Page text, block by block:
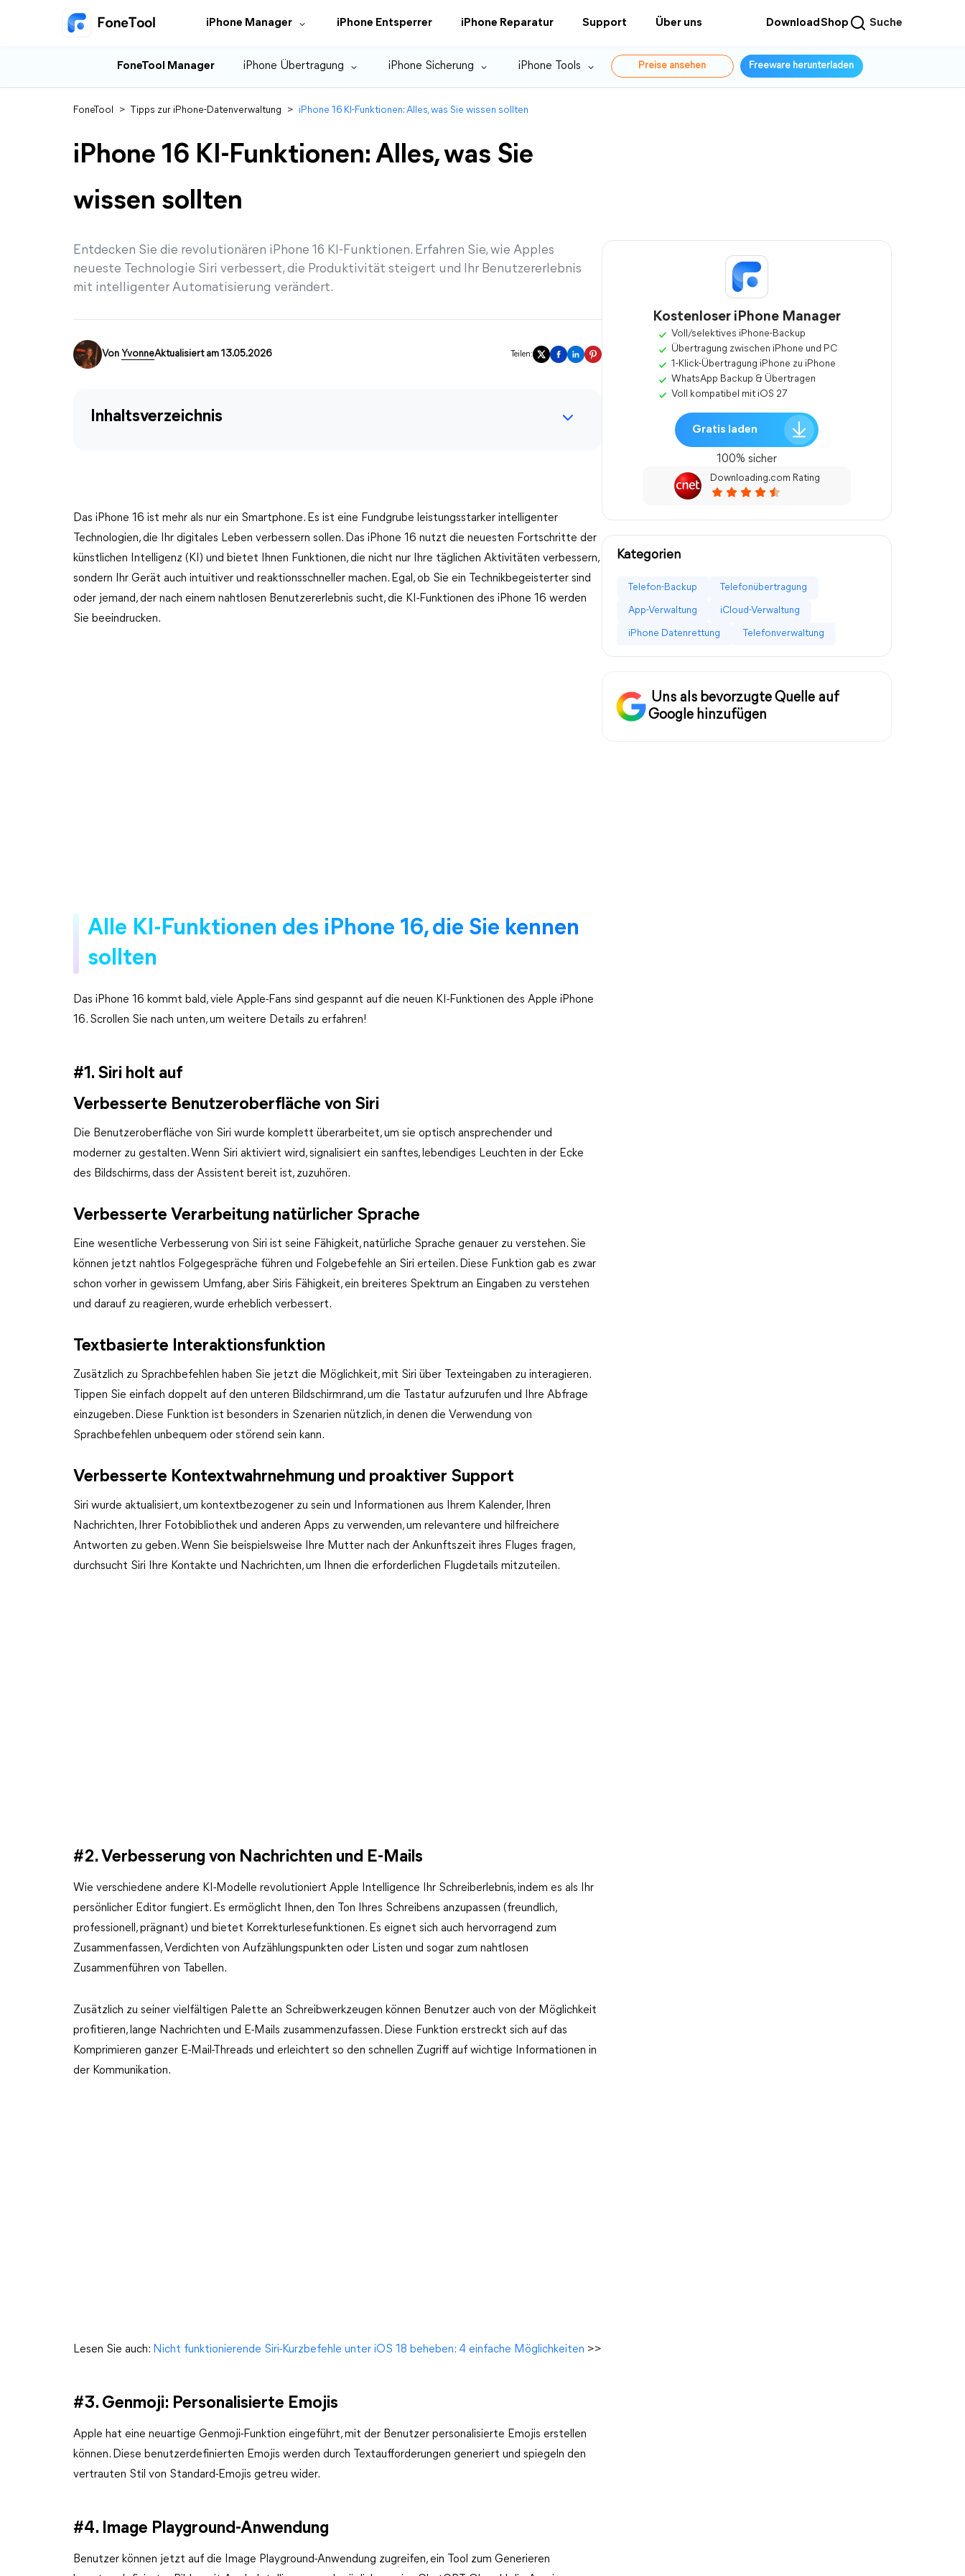
iPhone Manager iPhone Entsperrer iPhone Reparatur Support Über uns DownloadShop Suche
FoneTool Manager iPhone Übertragung iPhone Sicherung iPhone Tools Preise ansehen Freeware herunterladen
FoneTool > Tipps zur iPhone-Datenverwaltung > iPhone 16 KI-Funktionen: Alles, was Sie wissen sollten
iPhone 16 KI-Funktionen: Alles, was Sie
wissen sollten
Entdecken Sie die revolutionären iPhone 16 KI-Funktionen. Erfahren Sie, wie Apples
neueste Technologie Siri verbessert, die Produktivität steigert und Ihr Benutzererlebnis
mit intelligenter Automatisierung verändert.
Von YvonneAktualisiert am 13.05.2026 Teilen:
Inhaltsverzeichnis
Das iPhone 16 ist mehr als nur ein Smartphone. Es ist eine Fundgrube leistungsstarker intelligenter
Technologien, die Ihr digitales Leben verbessern sollen. Das iPhone 16 nutzt die neuesten Fortschritte der
künstlichen Intelligenz (KI) und bietet Ihnen Funktionen, die nicht nur Ihre täglichen Aktivitäten verbessern,
sondern Ihr Gerät auch intuitiver und reaktionsschneller machen. Egal, ob Sie ein Technikbegeisterter sind
oder jemand, der nach einem nahtlosen Benutzererlebnis sucht, die KI-Funktionen des iPhone 16 werden
Sie beeindrucken.
Alle KI-Funktionen des iPhone 16, die Sie kennen
sollten
Das iPhone 16 kommt bald, viele Apple-Fans sind gespannt auf die neuen KI-Funktionen des Apple iPhone
16. Scrollen Sie nach unten, um weitere Details zu erfahren!
#1. Siri holt auf
Verbesserte Benutzeroberfläche von Siri
Die Benutzeroberfläche von Siri wurde komplett überarbeitet, um sie optisch ansprechender und
moderner zu gestalten. Wenn Siri aktiviert wird, signalisiert ein sanftes, lebendiges Leuchten in der Ecke
des Bildschirms, dass der Assistent bereit ist, zuzuhören.
Verbesserte Verarbeitung natürlicher Sprache
Eine wesentliche Verbesserung von Siri ist seine Fähigkeit, natürliche Sprache genauer zu verstehen. Sie
können jetzt nahtlos Folgegespräche führen und Folgebefehle an Siri erteilen. Diese Funktion gab es zwar
schon vorher in gewissem Umfang, aber Siris Fähigkeit, ein breiteres Spektrum an Eingaben zu verstehen
und darauf zu reagieren, wurde erheblich verbessert.
Textbasierte Interaktionsfunktion
Zusätzlich zu Sprachbefehlen haben Sie jetzt die Möglichkeit, mit Siri über Texteingaben zu interagieren.
Tippen Sie einfach doppelt auf den unteren Bildschirmrand, um die Tastatur aufzurufen und Ihre Abfrage
einzugeben. Diese Funktion ist besonders in Szenarien nützlich, in denen die Verwendung von
Sprachbefehlen unbequem oder störend sein kann.
Verbesserte Kontextwahrnehmung und proaktiver Support
Siri wurde aktualisiert, um kontextbezogener zu sein und Informationen aus Ihrem Kalender, Ihren
Nachrichten, Ihrer Fotobibliothek und anderen Apps zu verwenden, um relevantere und hilfreichere
Antworten zu geben. Wenn Sie beispielsweise Ihre Mutter nach der Ankunftszeit ihres Fluges fragen,
durchsucht Siri Ihre Kontakte und Nachrichten, um Ihnen die erforderlichen Flugdetails mitzuteilen.
#2. Verbesserung von Nachrichten und E-Mails
Wie verschiedene andere KI-Modelle revolutioniert Apple Intelligence Ihr Schreiberlebnis, indem es als Ihr
persönlicher Editor fungiert. Es ermöglicht Ihnen, den Ton Ihres Schreibens anzupassen (freundlich,
professionell, prägnant) und bietet Korrekturlesefunktionen. Es eignet sich auch hervorragend zum
Zusammenfassen, Verdichten von Aufzählungspunkten oder Listen und sogar zum nahtlosen
Zusammenführen von Tabellen.
Zusätzlich zu seiner vielfältigen Palette an Schreibwerkzeugen können Benutzer auch von der Möglichkeit
profitieren, lange Nachrichten und E-Mails zusammenzufassen. Diese Funktion erstreckt sich auf das
Komprimieren ganzer E-Mail-Threads und erleichtert so den schnellen Zugriff auf wichtige Informationen in
der Kommunikation.
Lesen Sie auch: Nicht funktionierende Siri-Kurzbefehle unter iOS 18 beheben: 4 einfache Möglichkeiten >>
#3. Genmoji: Personalisierte Emojis
Apple hat eine neuartige Genmoji-Funktion eingeführt, mit der Benutzer personalisierte Emojis erstellen
können. Diese benutzerdefinierten Emojis werden durch Textaufforderungen generiert und spiegeln den
vertrauten Stil von Standard-Emojis getreu wider.
#4. Image Playground-Anwendung
Benutzer können jetzt auf die Image Playground-Anwendung zugreifen, ein Tool zum Generieren
Kostenloser iPhone Manager
Voll/selektives iPhone-Backup
Übertragung zwischen iPhone und PC
1-Klick-Übertragung iPhone zu iPhone
WhatsApp Backup & Übertragen
Voll kompatibel mit iOS 27
Gratis laden
100% sicher
Downloading.com Rating
Kategorien
Telefon-Backup Telefonübertragung
App-Verwaltung iCloud-Verwaltung
iPhone Datenrettung Telefonverwaltung
Uns als bevorzugte Quelle auf
Google hinzufügen